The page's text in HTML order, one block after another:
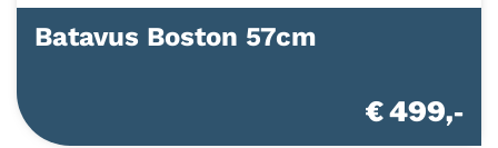
Batavus Boston 57cm
€ 499,-